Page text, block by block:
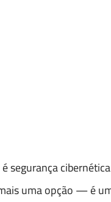
segurança
uma opção — é